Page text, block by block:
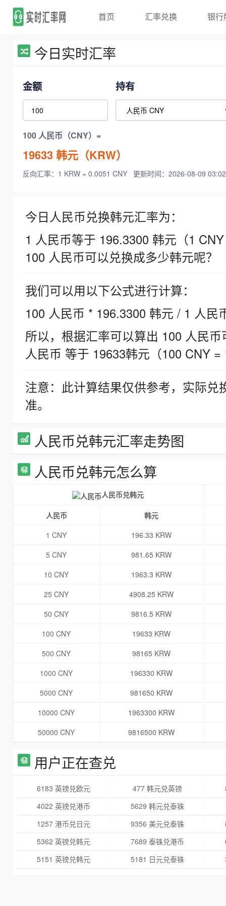
首页 汇率兑换 银行
今日实时汇率
金额 持有
100 人民币（CNY）=
19633韩元（KRW）
反向汇率：1 KRW = 0.0051 CNY 更新时间：2026-08-09
今日人民币兑换韩元汇率为：
1 人民币等于 196.3300 韩元（1
100 人民币可以兑换成多少韩元呢？
我们可以用以下公式进行计算：
100 人民币 * 196.3300 韩元 / 1 人民
所以，根据汇率可以算出 100 人民
人民币 等于 19633韩元（100 CNY =
注意：此计算结果仅供参考，实际
准。
人民币兑韩元汇率走势图
人民币兑韩元怎么算
人民币兑韩元
人民币
韩元
1 CNY
196.33 KRW
5 CNY
981.65 KRW
10 CNY
1963.3 KRW
25 CNY
4908.25 KRW
50 CNY
9816.5 KRW
100 CNY
19633 KRW
500 CNY
98165 KRW
1000 CNY
196330 KRW
5000 CNY
981650 KRW
10000 CNY
1963300 KRW
50000 CNY
9816500 KRW
用户正在查兑
6183 英镑兑欧元 477 韩元兑英镑
4022 英镑兑港币
5629 韩元兑泰铢
1257 港币兑日元
9356 美元兑泰铢
5362 英镑兑韩元
7689 泰铢兑港币
5151 英镑兑韩元
5181 日元兑泰铢